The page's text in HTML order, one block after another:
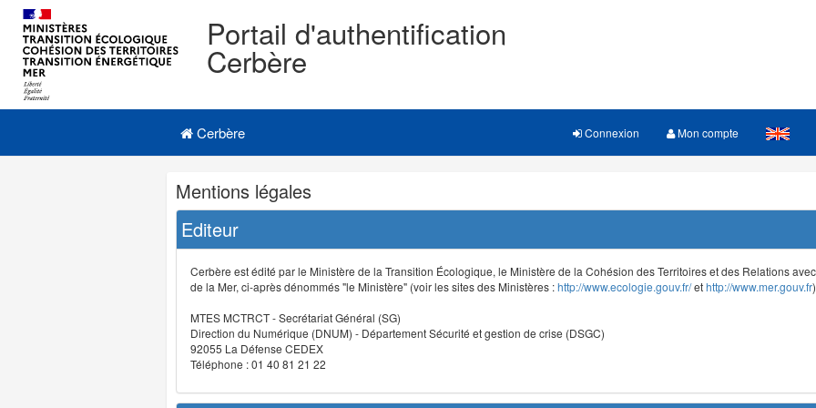
Portail d'authentification
Cerbère
Navigation
Menu principal
Cerbère Connexion Mon compte
Navigation
et
outils
annexes
Mentions légales
Editeur
Cerbère est édité par le Ministère de la Transition Écologique, le Ministère de la Cohésion des Territoires et des Relations
de la Mer, ci-après dénommés "le Ministère" (voir les sites des Ministères :http://www.ecologie.gouv.fr/ethttp://www.mer.gouv.fr
MTES MCTRCT - Secrétariat Général (SG)
Direction du Numérique (DNUM) - Département Sécurité et gestion de crise (DSGC)
92055 La Défense CEDEX
Téléphone : 01 40 81 21 22